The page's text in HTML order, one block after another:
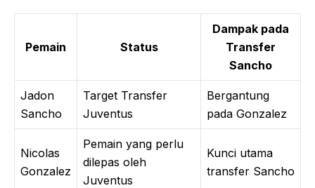
Pemain Status
Dampak pada
Transfer
Sancho
Jadon
Sancho
Target Transfer
Juventus
Bergantung
pada Gonzalez
Nicolas
Gonzalez
Pemain yang perlu
dilepas oleh
Juventus
Kunci utama
transfer Sancho